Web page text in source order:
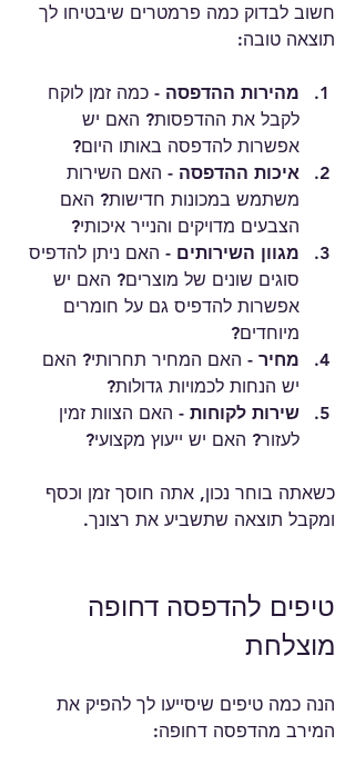
חשוב לבדוק כמה פרמטרים שיבטיחו לך
תוצאה טובה:
מהירות ההדפסה - כמה זמן לוקח
לקבל את ההדפסות? האם יש
אפשרות להדפסה באותו היום?
איכות ההדפסה - האם השירות
משתמש במכונות חדישות? האם
הצבעים מדויקים והנייר איכותי?
מגוון השירותים - האם ניתן להדפיס
סוגים שונים של מוצרים? האם יש
אפשרות להדפיס גם על חומרים
מיוחדים?
מחיר - האם המחיר תחרותי? האם
יש הנחות לכמויות גדולות?
שירות לקוחות - האם הצוות זמין
לעזור? האם יש ייעוץ מקצועי?
כשאתה בוחר נכון, אתה חוסך זמן וכסף
ומקבל תוצאה שתשביע את רצונך.
טיפים להדפסה דחופה
מוצלחת
הנה כמה טיפים שיסייעו לך להפיק את
המירב מהדפסה דחופה: